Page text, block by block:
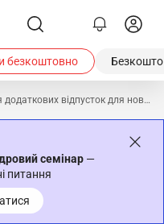
безкоштовно
Визначення додаткових відпусток для нових посад у лікарні
семінар —
питання